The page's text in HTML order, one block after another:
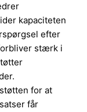
kapaciteten
efter
stærk i
for at
får